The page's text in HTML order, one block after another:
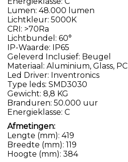
Lumen: 48.000 lumen
Lichtkleur: 5000K
CRI: >70Ra
Lichtbundel: 60°
IP-Waarde: IP65
Geleverd Inclusief: Beugel
Materiaal: Aluminium, Glass, PC
Led Driver: Inventronics
Type leds: SMD3030
Gewicht: 8,8 KG
Branduren: 50.000 uur
Energieklasse: C
Afmetingen:
Lengte (mm): 419
Breedte (mm): 119
Hoogte (mm): 384